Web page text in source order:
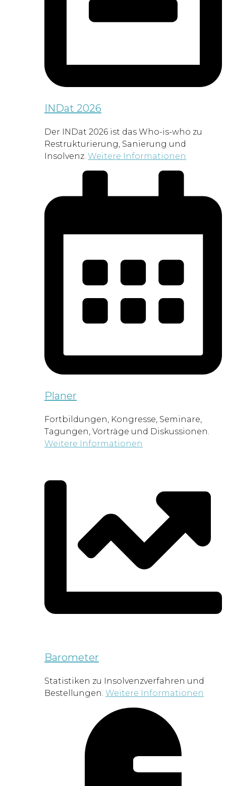
INDat 2026
Der INDat 2026 ist das Who-is-who zu
Restrukturierung, Sanierung und
Insolvenz. Weitere Informationen
Planer
Fortbildungen, Kongresse, Seminare,
Tagungen, Vorträge und Diskussionen.
Weitere Informationen
Barometer
Statistiken zu Insolvenzverfahren und
Bestellungen. Weitere Informationen